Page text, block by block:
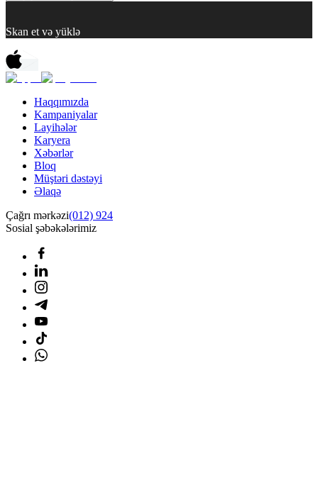
Skan et və yüklə
Haqqımızda
Kampaniyalar
Layihələr
Karyera
Xəbərlər
Bloq
Müştəri dəstəyi
Əlaqə
Çağrı mərkəzi(012) 924
Sosial şəbəkələrimiz